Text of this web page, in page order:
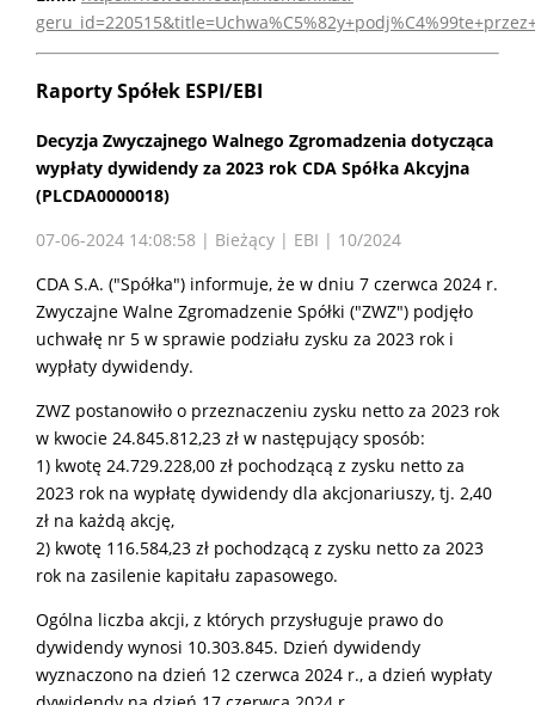
Raporty Spółek ESPI/EBI
Decyzja Zwyczajnego Walnego Zgromadzenia dotycząca
wypłaty dywidendy za 2023 rok CDA Spółka Akcyjna
(PLCDA0000018)
07-06-2024 14:08:58 | Bieżący | EBI | 10/2024
CDA S.A. ("Spółka") informuje, że w dniu 7 czerwca 2024 r.
Zwyczajne Walne Zgromadzenie Spółki ("ZWZ") podjęło
uchwałę nr 5 w sprawie podziału zysku za 2023 rok i
wypłaty dywidendy.
ZWZ postanowiło o przeznaczeniu zysku netto za 2023 rok
w kwocie 24.845.812,23 zł w następujący sposób:
1) kwotę 24.729.228,00 zł pochodzącą z zysku netto za
2023 rok na wypłatę dywidendy dla akcjonariuszy, tj. 2,40
zł na każdą akcję,
2) kwotę 116.584,23 zł pochodzącą z zysku netto za 2023
rok na zasilenie kapitału zapasowego.
Ogólna liczba akcji, z których przysługuje prawo do
dywidendy wynosi 10.303.845. Dzień dywidendy
wyznaczono na dzień 12 czerwca 2024 r., a dzień wypłaty